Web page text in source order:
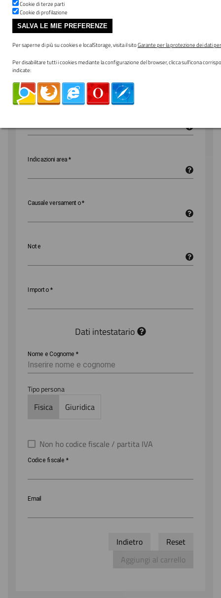
Pagamento Dovuto: Rimborso spese
aree mercatali
Cognome e nome/Ragione sociale
Indicazioni area *
Causale versamento*
Note
Importo
Importo*
Dati intestatario
Anagrafica
Nome e Cognome *
Tipo persona
Fisica Giuridica
Non ho codice fiscale / partita IVA
Codice
Codice fiscale *
Email
Email
Indietro
Reset
Aggiungi al carrello
Cookie di terze parti
Cookie di profilazione
SALVA LE MIE PREFERENZE
Per saperne di più su cookies e localStorage, visita il sitoGarante per la protezione dei dati
Per disabilitare tutti i cookies mediante la configurazione del browser, clicca sull'icona
indicate: